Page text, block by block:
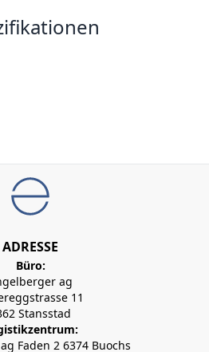
ADRESSE
Büro:
ag
11
Stansstad
Faden 2 6374 Buochs